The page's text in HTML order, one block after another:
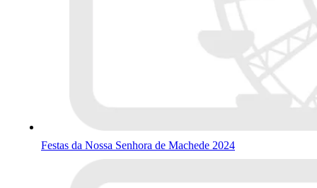
Festas da Nossa Senhora de Machede 2024